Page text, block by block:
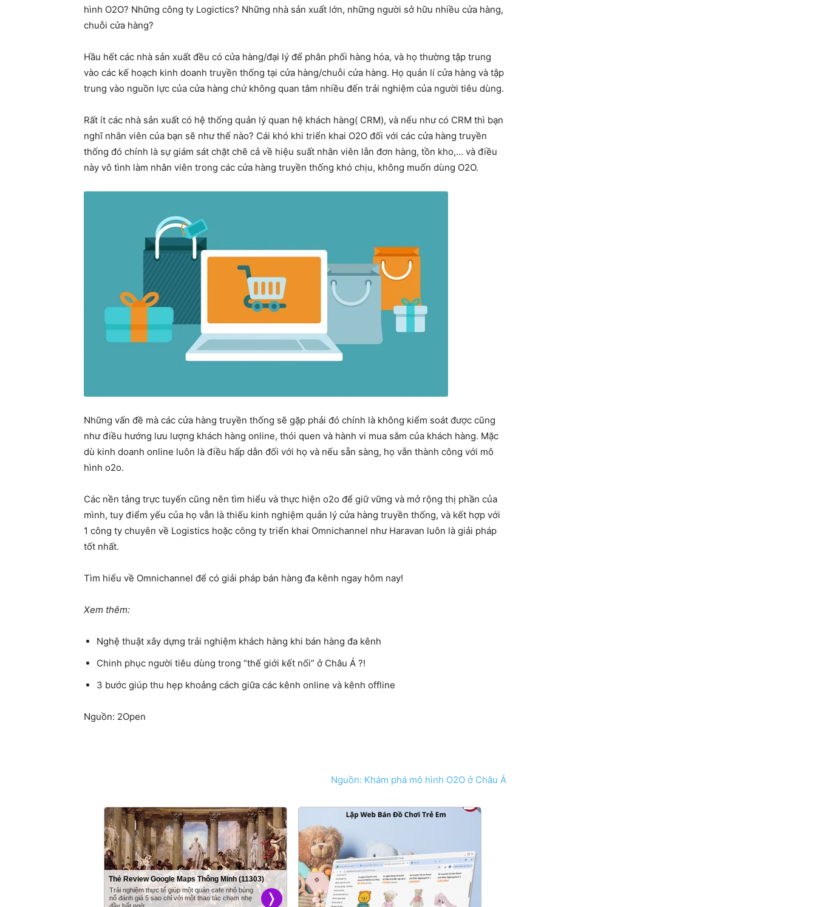
hình O2O? Những công ty Logictics? Những nhà sản xuất lớn, những người sở hữu nhiều cửa hàng,
chuỗi cửa hàng?
Hầu hết các nhà sản xuất đều có cửa hàng/đại lý để phân phối hàng hóa, và họ thường tập trung
vào các kế hoạch kinh doanh truyền thống tại cửa hàng/chuỗi cửa hàng. Họ quản lí cửa hàng và tập
trung vào nguồn lực của cửa hàng chứ không quan tâm nhiều đến trải nghiệm của người tiêu dùng.
Rất ít các nhà sản xuất có hệ thống quản lý quan hệ khách hàng( CRM), và nếu như có CRM thì bạn
nghĩ nhân viên của bạn sẽ như thế nào? Cái khó khi triển khai O2O đối với các cửa hàng truyền
thống đó chính là sự giám sát chặt chẽ cả về hiệu suất nhân viên lẫn đơn hàng, tồn kho,… và điều
này vô tình làm nhân viên trong các cửa hàng truyền thống khó chịu, không muốn dùng O2O.
Những vấn đề mà các cửa hàng truyền thống sẽ gặp phải đó chính là không kiểm soát được cũng
như điều hướng lưu lượng khách hàng online, thói quen và hành vi mua sắm của khách hàng. Mặc
dù kinh doanh online luôn là điều hấp dẫn đối với họ và nếu sẵn sàng, họ vẫn thành công với mô
hình o2o.
Các nền tảng trực tuyến cũng nên tìm hiểu và thực hiện o2o để giữ vững và mở rộng thị phần của
mình, tuy điểm yếu của họ vẫn là thiếu kinh nghiệm quản lý cửa hàng truyền thống, và kết hợp với
1 công ty chuyên về Logistics hoặc công ty triển khai Omnichannel như Haravan luôn là giải pháp
tốt nhất.
Tìm hiểu về Omnichannel để có giải pháp bán hàng đa kênh ngay hôm nay!
Xem thêm:
Nghệ thuật xây dựng trải nghiệm khách hàng khi bán hàng đa kênh
Chinh phục người tiêu dùng trong “thế giới kết nối” ở Châu Á ?!
3 bước giúp thu hẹp khoảng cách giữa các kênh online và kênh offline
Nguồn: 2Open
Nguồn: Khám phá mô hình O2O ở Châu Á